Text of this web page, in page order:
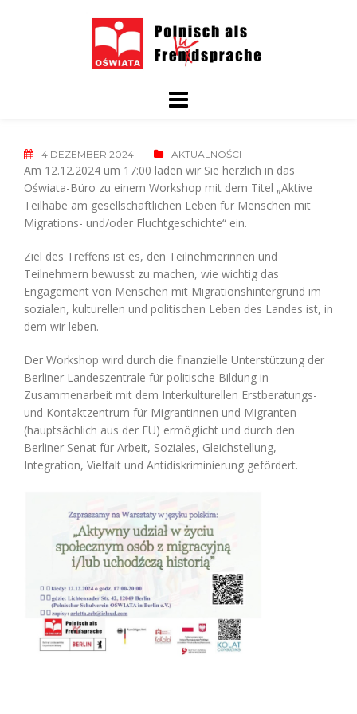
4 DEZEMBER 2024 AKTUALNOŚCI
Am 12.12.2024 um 17:00 laden wir Sie herzlich in das
Oświata-Büro zu einem Workshop mit dem Titel „Aktive
Teilhabe am gesellschaftlichen Leben für Menschen mit
Migrations- und/oder Fluchtgeschichte“ ein.
Ziel des Treffens ist es, den Teilnehmerinnen und
Teilnehmern bewusst zu machen, wie wichtig das
Engagement von Menschen mit Migrationshintergrund im
sozialen, kulturellen und politischen Leben des Landes ist, in
dem wir leben.
Der Workshop wird durch die finanzielle Unterstützung der
Berliner Landeszentrale für politische Bildung in
Zusammenarbeit mit dem Interkulturellen Erstberatungs-
und Kontaktzentrum für Migrantinnen und Migranten
(hauptsächlich aus der EU) ermöglicht und durch den
Berliner Senat für Arbeit, Soziales, Gleichstellung,
Integration, Vielfalt und Antidiskriminierung gefördert.